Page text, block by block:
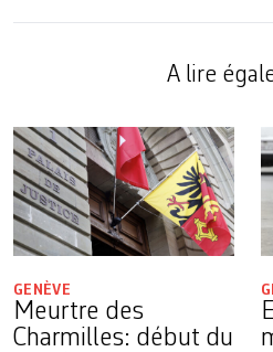
A lire
GENÈVE
Meurtre des
Charmilles: début du